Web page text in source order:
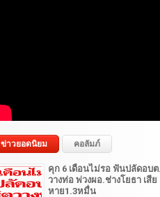
ข่าวยอดนิยม คอลัมภ์
คุก 6 เดือนไม่รอ ฟันปลัดอบ
วางท่อ พ่วงผอ.ช่างโยธา เสีย
หาย1.3หมื่น